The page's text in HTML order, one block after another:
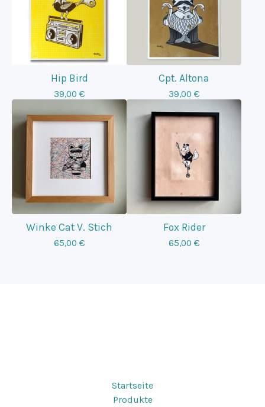
Hip Bird
39,00 €
Cpt. Altona
39,00 €
Winke Cat V. Stich
65,00 €
Fox Rider
65,00 €
Startseite
Produkte